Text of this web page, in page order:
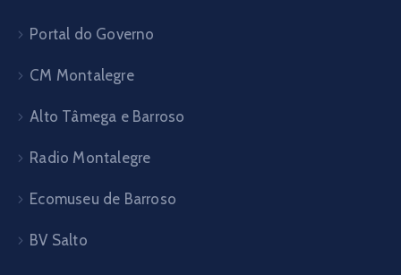
Portal do Governo
CM Montalegre
Alto Tâmega e Barroso
Radio Montalegre
Ecomuseu de Barroso
BV Salto